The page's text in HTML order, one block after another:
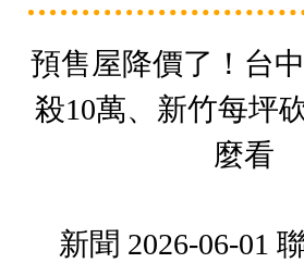
預售屋降價了！台
殺10萬、新竹每坪
麼看
新聞 2026-06-01